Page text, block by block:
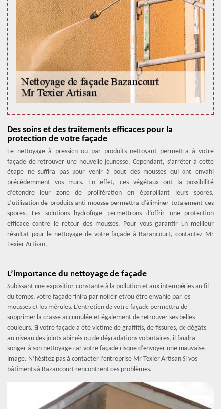
Des soins et des traitements efficaces pour la
protection de votre façade
Le nettoyage à pression ou par produits nettoyant permettra à votre
façade de retrouver une nouvelle jeunesse. Cependant, s’arrêter à cette
étape ne suffira pas pour venir à bout des mousses qui ont envahi
précédemment vos murs. En effet, ces végétaux ont la possibilité
d’étendre leur zone de prolifération en éparpillant leurs spores.
L’utilisation de produits anti-mousse permettra d’éliminer totalement ces
spores. Les solutions hydrofuge permettrons d’offrir une protection
efficace contre le retour des mousses. Pour vous garantir un meilleur
résultat pour le nettoyage de votre façade à Bazancourt, contactez Mr
Texier Artisan.
L’importance du nettoyage de façade
Subissant une exposition constante à la pollution et aux intempéries au fil
du temps, votre façade finira par noircir et/ou être envahie par les
mousses et les mérules. L’entretien de votre façade permettra de
supprimer la crasse accumulée et également de retrouver ses belles
couleurs. Si votre façade a été victime de graffitis, de fissures, de dégâts
au niveau des joints abîmés ou de dégradations volontaires, il faudra
songer à son nettoyage car votre façade risque d’envoyer une mauvaise
image. N’hésitez pas à contacter l’entreprise Mr Texier Artisan Si vos
bâtiments à Bazancourt rencontrent ces problèmes.